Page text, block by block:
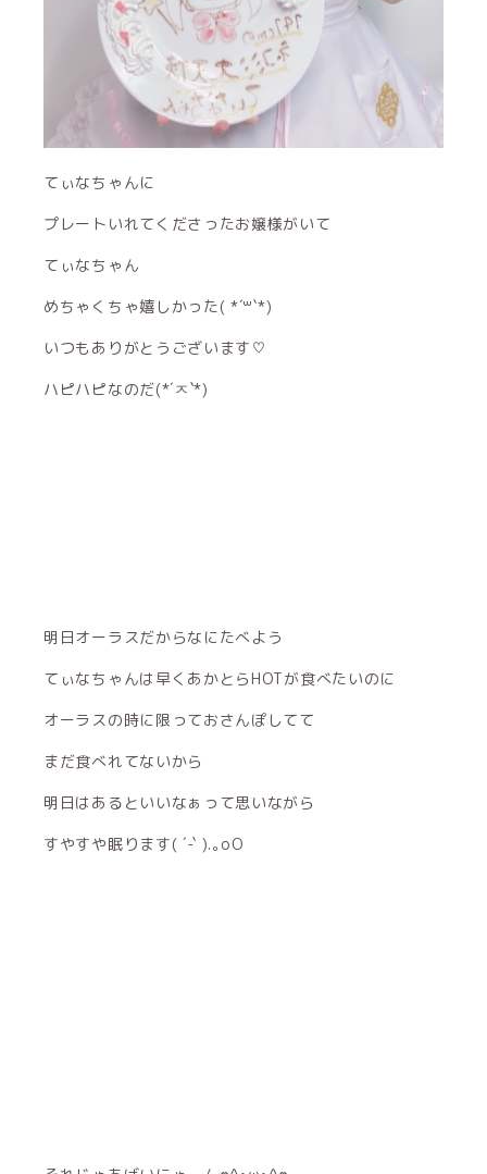
てぃなちゃんに
プレートいれてくださったお嬢様がいて
てぃなちゃん
めちゃくちゃ嬉しかった( *´꒳`*)
いつもありがとうございます♡
ハピハピなのだ(*´ㅈ`*)
明日オーラスだからなにたべよう
てぃなちゃんは早くあかとらHOTが食べたいのに
オーラスの時に限っておさんぽしてて
まだ食べれてないから
明日はあるといいなぁって思いながら
すやすや眠ります( ´-` ).｡oO